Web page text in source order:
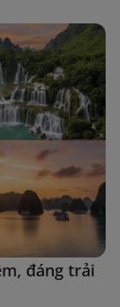
đáng trải